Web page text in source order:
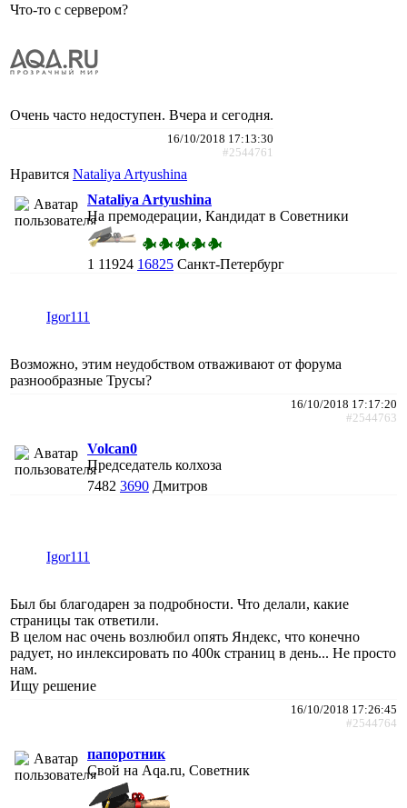
Что-то с сервером?
Очень часто недоступен. Вчера и сегодня.
16/10/2018 17:13:30
#2544761
Нравится Nataliya Artyushina
Nataliya Artyushina
На премодерации, Кандидат в Советники
1 11924 16825 Санкт-Петербург
Igor111
Возможно, этим неудобством отваживают от форума
разнообразные Трусы?
16/10/2018 17:17:20
#2544763
Volcan0
Председатель колхоза
7482 3690 Дмитров
Igor111
Был бы благодарен за подробности. Что делали, какие
страницы так ответили.
В целом нас очень возлюбил опять Яндекс, что конечно
радует, но инлексировать по 400к страниц в день... Не просто
нам.
Ищу решение
16/10/2018 17:26:45
#2544764
папоротник
Свой на Aqa.ru, Советник